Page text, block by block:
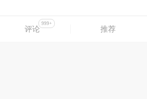
评论
999+
推荐